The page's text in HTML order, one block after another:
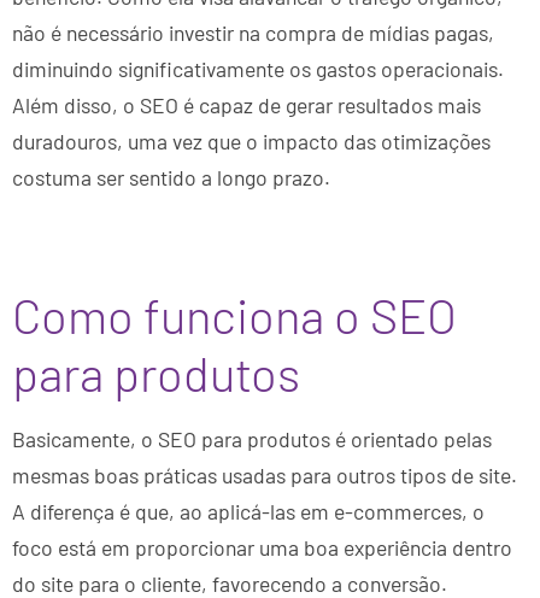
não é necessário investir na compra de mídias pagas,
diminuindo significativamente os gastos operacionais.
Além disso, o SEO é capaz de gerar resultados mais
duradouros, uma vez que o impacto das otimizações
costuma ser sentido a longo prazo.
Como funciona o SEO
para produtos
Basicamente, o SEO para produtos é orientado pelas
mesmas boas práticas usadas para outros tipos de site.
A diferença é que, ao aplicá-las em e-commerces, o
foco está em proporcionar uma boa experiência dentro
do site para o cliente, favorecendo a conversão.